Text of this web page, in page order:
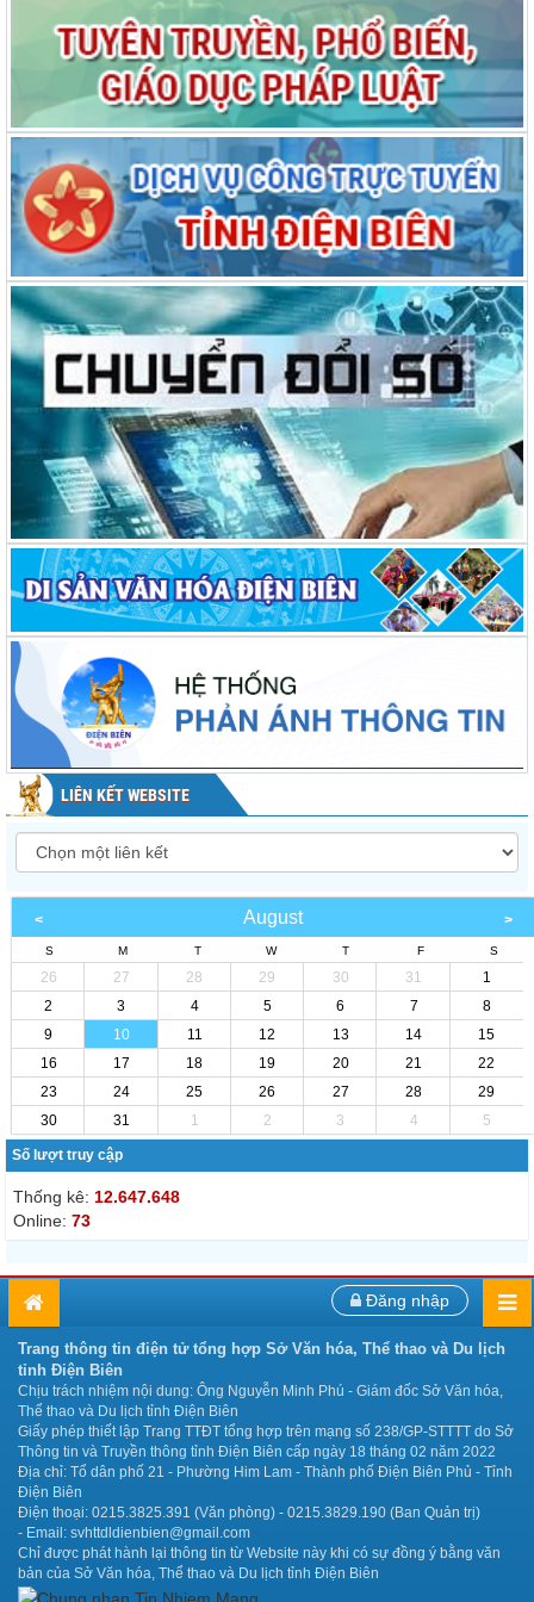
LIÊN KẾT WEBSITE
August
S M T W T F S
26 27 28 29 30 31
1
2
3 4 5 6 7
8
9
10 11 12 13 14
15
16
17 18 19 20 21
22
23
24 25 26 27 28
29
30
31 1 2 3 4 5
Số lượt truy cập
Thống kê: 12.647.648
Online: 73
Đăng nhập
Trang thông tin điện tử tổng hợp Sở Văn hóa, Thể thao và Du lịch
tỉnh Điện Biên
Chịu trách nhiệm nội dung: Ông Nguyễn Minh Phú - Giám đốc Sở Văn hóa,
Thể thao và Du lịch tỉnh Điện Biên
Giấy phép thiết lập Trang TTĐT tổng hợp trên mạng số 238/GP-STTTT do Sở
Thông tin và Truyền thông tỉnh Điện Biên cấp ngày 18 tháng 02 năm 2022
Địa chỉ: Tổ dân phố 21 - Phường Him Lam - Thành phố Điện Biên Phủ - Tỉnh
Điện Biên
Điện thoại: 0215.3825.391 (Văn phòng) - 0215.3829.190 (Ban Quản trị)
- Email: svhttdldienbien@gmail.com
Chỉ được phát hành lại thông tin từ Website này khi có sự đồng ý bằng văn
bản của Sở Văn hóa, Thể thao và Du lịch tỉnh Điện Biên